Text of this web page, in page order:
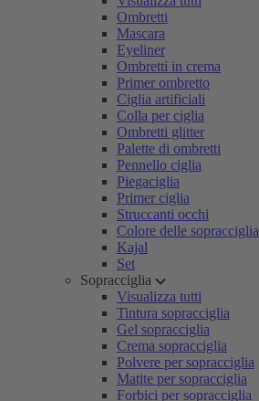
Ombretti
Mascara
Eyeliner
Ombretti in crema
Primer ombretto
Ciglia artificiali
Colla per ciglia
Ombretti glitter
Palette di ombretti
Pennello ciglia
Piegaciglia
Primer ciglia
Struccanti occhi
Colore delle sopracciglia
Kajal
Set
Sopracciglia
Visualizza tutti
Tintura sopracciglia
Gel sopracciglia
Crema sopracciglia
Polvere per sopracciglia
Matite per sopracciglia
Forbici per sopracciglia